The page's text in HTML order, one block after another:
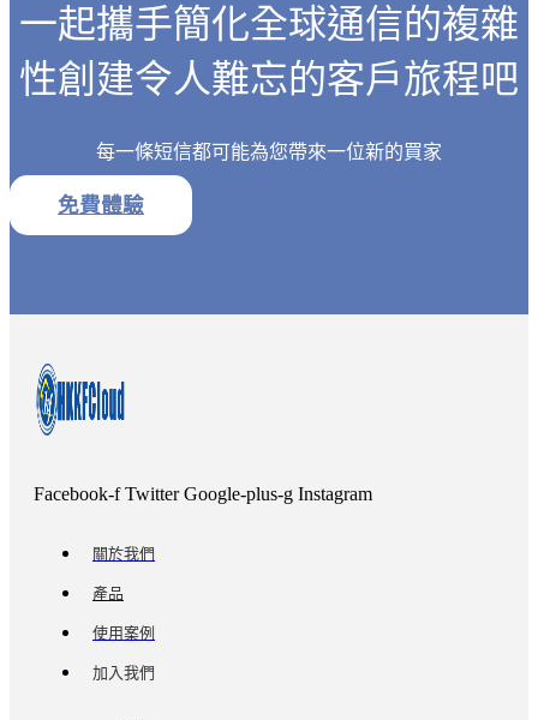
一起攜手簡化全球通信的複雜
性創建令人難忘的客戶旅程吧
每一條短信都可能為您帶來一位新的買家
免費體驗
Facebook-f Twitter Google-plus-g Instagram
關於我們
產品
使用案例
加入我們